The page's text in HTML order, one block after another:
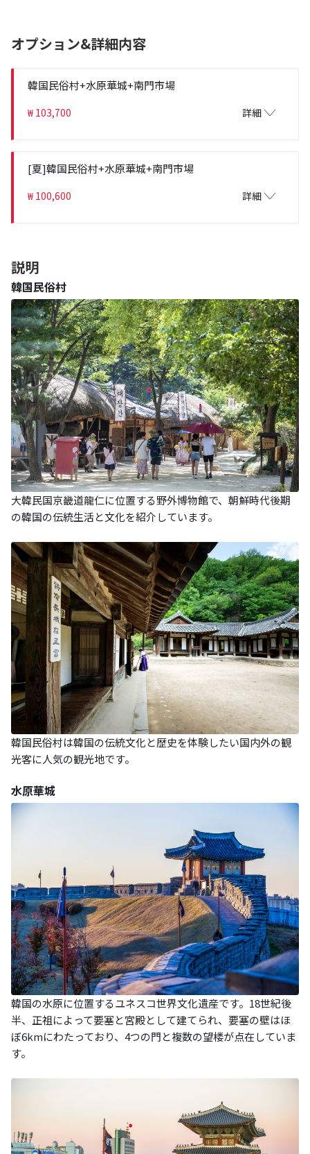
オプション&詳細内容
韓国民俗村+水原華城+南門市場
₩ 103,700 詳細
[夏]韓国民俗村+水原華城+南門市場
₩ 100,600 詳細
説明
韓国民俗村
大韓民国京畿道龍仁に位置する野外博物館で、朝鮮時代後期
の韓国の伝統生活と文化を紹介しています。
韓国民俗村は韓国の伝統文化と歴史を体験したい国内外の観
光客に人気の観光地です。
水原華城
韓国の水原に位置するユネスコ世界文化遺産です。18世紀後
半、正祖によって要塞と宮殿として建てられ、要塞の壁はほ
ぼ6kmにわたっており、4つの門と複数の望楼が点在していま
す。